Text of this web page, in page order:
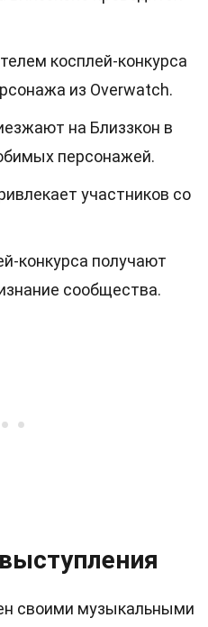
косплей-конкурса
из Overwatch.
на Близзкон в
персонажей.
участников со
конкурса получают
сообщества.
своими музыкальными